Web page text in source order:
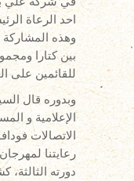
احد الرعاة
وهذه المشاركة
بين كتارا
للقائمين على
وبدوره قال
الإعلامية و
الاتصالات
رعايتنا
دورته